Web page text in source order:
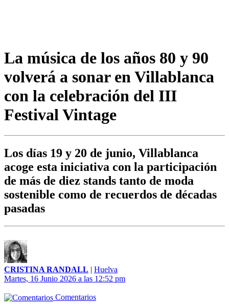
La música de los años 80 y 90
volverá a sonar en Villablanca
con la celebración del III
Festival Vintage
Los días 19 y 20 de junio, Villablanca
acoge esta iniciativa con la participación
de más de diez stands tanto de moda
sostenible como de recuerdos de décadas
pasadas
CRISTINA RANDALL | Huelva
Martes, 16 Junio 2026 a las 12:52 pm
Comentarios